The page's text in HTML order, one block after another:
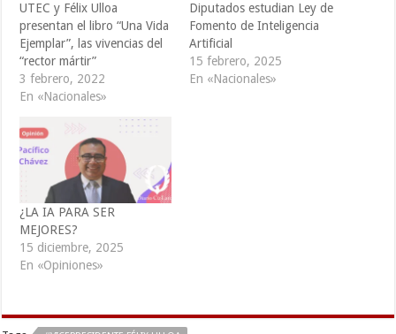
UTEC y Félix Ulloa
presentan el libro “Una Vida
Ejemplar”, las vivencias del
“rector mártir”
3 febrero, 2022
En «Nacionales»
Diputados estudian Ley de
Fomento de Inteligencia
Artificial
15 febrero, 2025
En «Nacionales»
¿LA IA PARA SER
MEJORES?
15 diciembre, 2025
En «Opiniones»